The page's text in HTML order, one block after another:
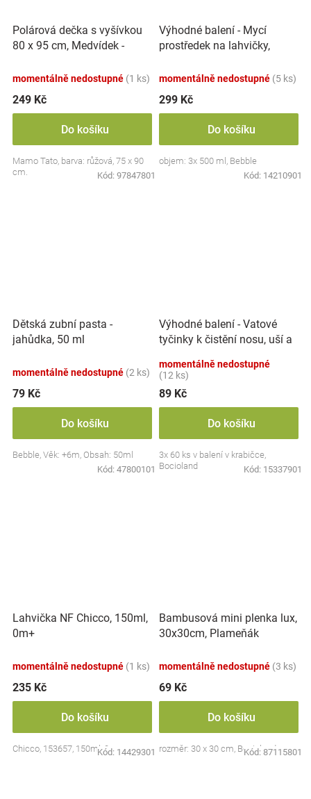
Polárová dečka s vyšívkou
80 x 95 cm, Medvídek -
momentálně nedostupné (1 ks)
249 Kč
Do košíku
Mamo Tato, barva: růžová, 75 x 90
cm.
Kód: 97847801
Výhodné balení - Mycí
prostředek na lahvičky,
momentálně nedostupné (5 ks)
299 Kč
Do košíku
objem: 3x 500 ml, Bebble
Kód: 14210901
Dětská zubní pasta -
jahůdka, 50 ml
momentálně nedostupné (2 ks)
79 Kč
Do košíku
Bebble, Věk: +6m, Obsah: 50ml
Kód: 47800101
Výhodné balení - Vatové
tyčinky k čistění nosu, uší a
momentálně nedostupné
(12 ks)
89 Kč
Do košíku
3x 60 ks v balení v krabičce,
Bocioland
Kód: 15337901
Lahvička NF Chicco, 150ml,
0m+
momentálně nedostupné (1 ks)
235 Kč
Do košíku
Chicco, 153657, 150ml, 0m+
Kód: 14429301
Bambusová mini plenka lux,
30x30cm, Plameňák
momentálně nedostupné (3 ks)
69 Kč
Do košíku
rozměr: 30 x 30 cm, Bocioland
Kód: 87115801